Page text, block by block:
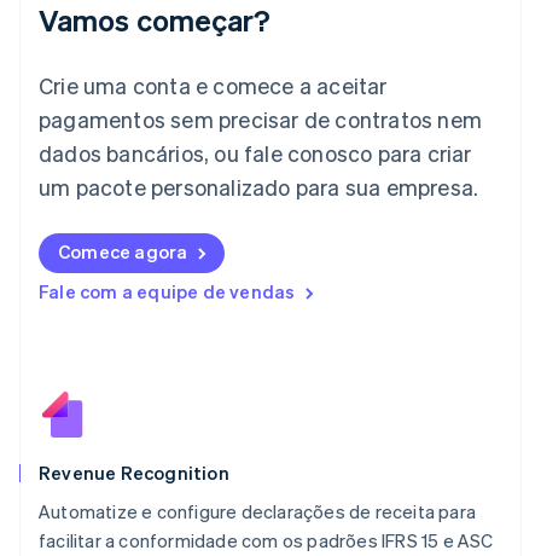
Vamos começar?
Crie uma conta e comece a aceitar
pagamentos sem precisar de contratos nem
dados bancários, ou fale conosco para criar
um pacote personalizado para sua empresa.
Comece agora
Fale com a equipe de vendas
Revenue Recognition
Automatize e configure declarações de receita para
facilitar a conformidade com os padrões IFRS 15 e ASC
English
Italiano English
日本語English
Letônia
Liechtenstein
Lituânia
English
Luxemburgo
Malta
México
EspañolEnglish
English
Nova Zelândia